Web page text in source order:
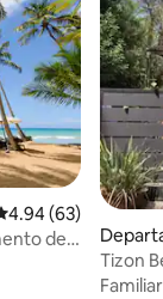
4.94 (63)
de
sé
Tizon
Familiar